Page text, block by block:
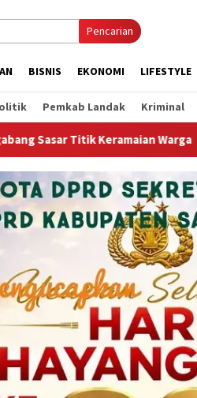
Pencarian
BISNIS EKONOMI LIFESTYLE
Pemkab Landak Kriminal
Warga Wagub Krisantus